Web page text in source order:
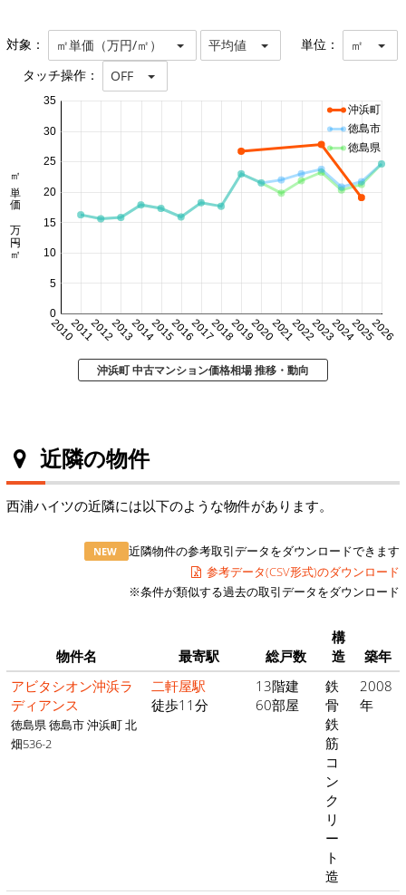
対象： ㎡単価（万円/㎡） 平均値 単位： ㎡
タッチ操作： OFF
20102011201220132014201520162017201820192020202120222023202420252026
0
5
10
15
20
25
30
35
㎡単価 万円/㎡
沖浜町
徳島市
徳島県
沖浜町 中古マンション価格相場 推移・動向
近隣の物件
西浦ハイツの近隣には以下のような物件があります。
NEW
近隣物件の参考取引データをダウンロードできます
参考データ(CSV形式)のダウンロード
※条件が類似する過去の取引データをダウンロード
物件名 最寄駅 総戸数
構
造
築年
アビタシオン沖浜ラ
ディアンス
徳島県 徳島市 沖浜町 北
畑536-2
二軒屋駅
徒歩11分
13階建
60部屋
鉄
骨
鉄
筋
コ
ン
ク
リ
ー
ト
造
2008
年